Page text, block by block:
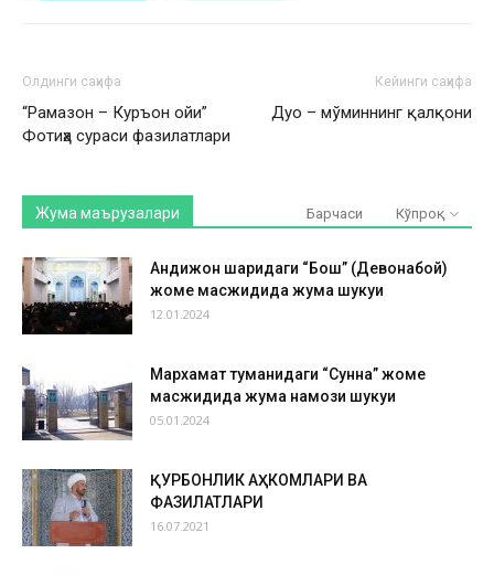
Олдинги саҳифа
“Рамазон – Куръон ойи”
Фотиҳа сураси фазилатлари
Кейинги саҳифа
Дуо – мўминнинг қалқони
Жума маърузалари Барчаси Кўпроқ
Андижон шаҳридаги “Бош” (Девонабой)
жоме масжидида жума шукуҳи
12.01.2024
Мархамат туманидаги “Сунна” жоме
масжидида жума намози шукуҳи
05.01.2024
ҚУРБОНЛИК АҲКОМЛАРИ ВА
ФАЗИЛАТЛАРИ
16.07.2021